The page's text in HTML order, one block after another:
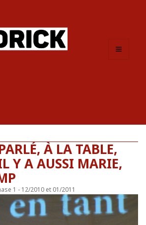
À LA TABLE,
Y A AUSSI MARIE,
1 - 12/2010 et 01/2011